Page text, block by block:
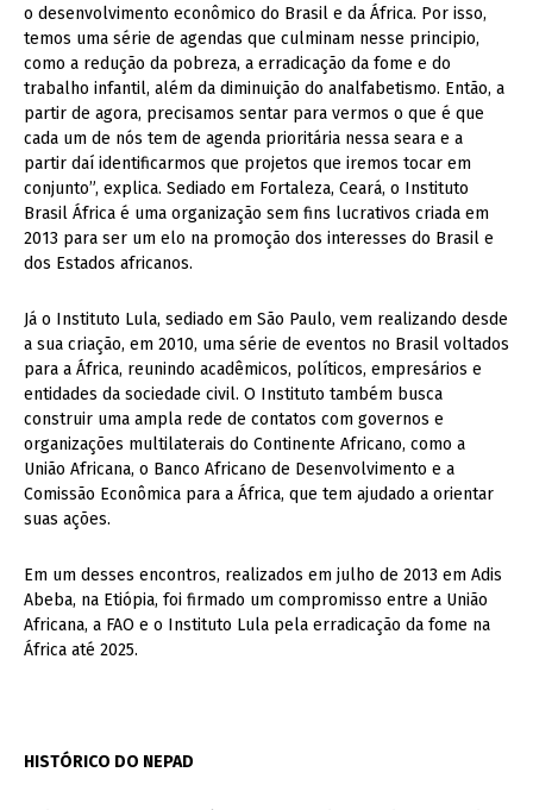
o desenvolvimento econômico do Brasil e da África. Por isso,
temos uma série de agendas que culminam nesse principio,
como a redução da pobreza, a erradicação da fome e do
trabalho infantil, além da diminuição do analfabetismo. Então, a
partir de agora, precisamos sentar para vermos o que é que
cada um de nós tem de agenda prioritária nessa seara e a
partir daí identificarmos que projetos que iremos tocar em
conjunto”, explica. Sediado em Fortaleza, Ceará, o Instituto
Brasil África é uma organização sem fins lucrativos criada em
2013 para ser um elo na promoção dos interesses do Brasil e
dos Estados africanos.
Já o Instituto Lula, sediado em São Paulo, vem realizando desde
a sua criação, em 2010, uma série de eventos no Brasil voltados
para a África, reunindo acadêmicos, políticos, empresários e
entidades da sociedade civil. O Instituto também busca
construir uma ampla rede de contatos com governos e
organizações multilaterais do Continente Africano, como a
União Africana, o Banco Africano de Desenvolvimento e a
Comissão Econômica para a África, que tem ajudado a orientar
suas ações.
Em um desses encontros, realizados em julho de 2013 em Adis
Abeba, na Etiópia, foi firmado um compromisso entre a União
Africana, a FAO e o Instituto Lula pela erradicação da fome na
África até 2025.
HISTÓRICO DO NEPAD